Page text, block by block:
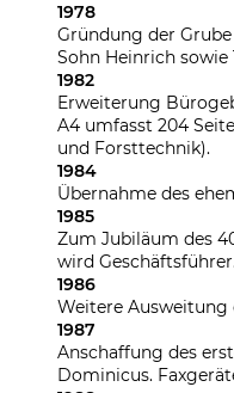
1978
Gründung der
Sohn Heinrich
1982
Erweiterung
A4 umfasst 204
und Forsttechnik).
1984
Übernahme des
1985
Zum Jubiläum des
wird
1986
Weitere Ausweitung
1987
Anschaffung des
Dominicus.